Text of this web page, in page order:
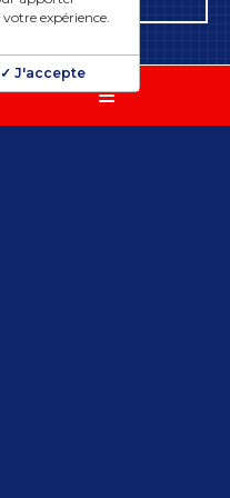
expérience.
✓ J'accepte